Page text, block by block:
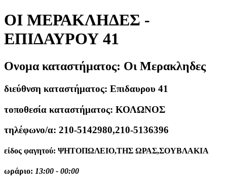
ΟΙ ΜΕΡΑΚΛΗΔΕΣ -
ΕΠΙΔΑΥΡΟΥ 41
Ονομα καταστήματος: Οι Μερακληδες
διεύθνση καταστήματος: Επιδαυρου 41
τοποθεσία καταστήματος: ΚΟΛΩΝΟΣ
τηλέφωνο/α: 210-5142980,210-5136396
είδος φαγητού: ΨΗΤΟΠΩΛΕΙΟ,ΤΗΣ ΩΡΑΣ,ΣΟΥΒΛΑΚΙΑ
ωράριο: 13:00 - 00:00